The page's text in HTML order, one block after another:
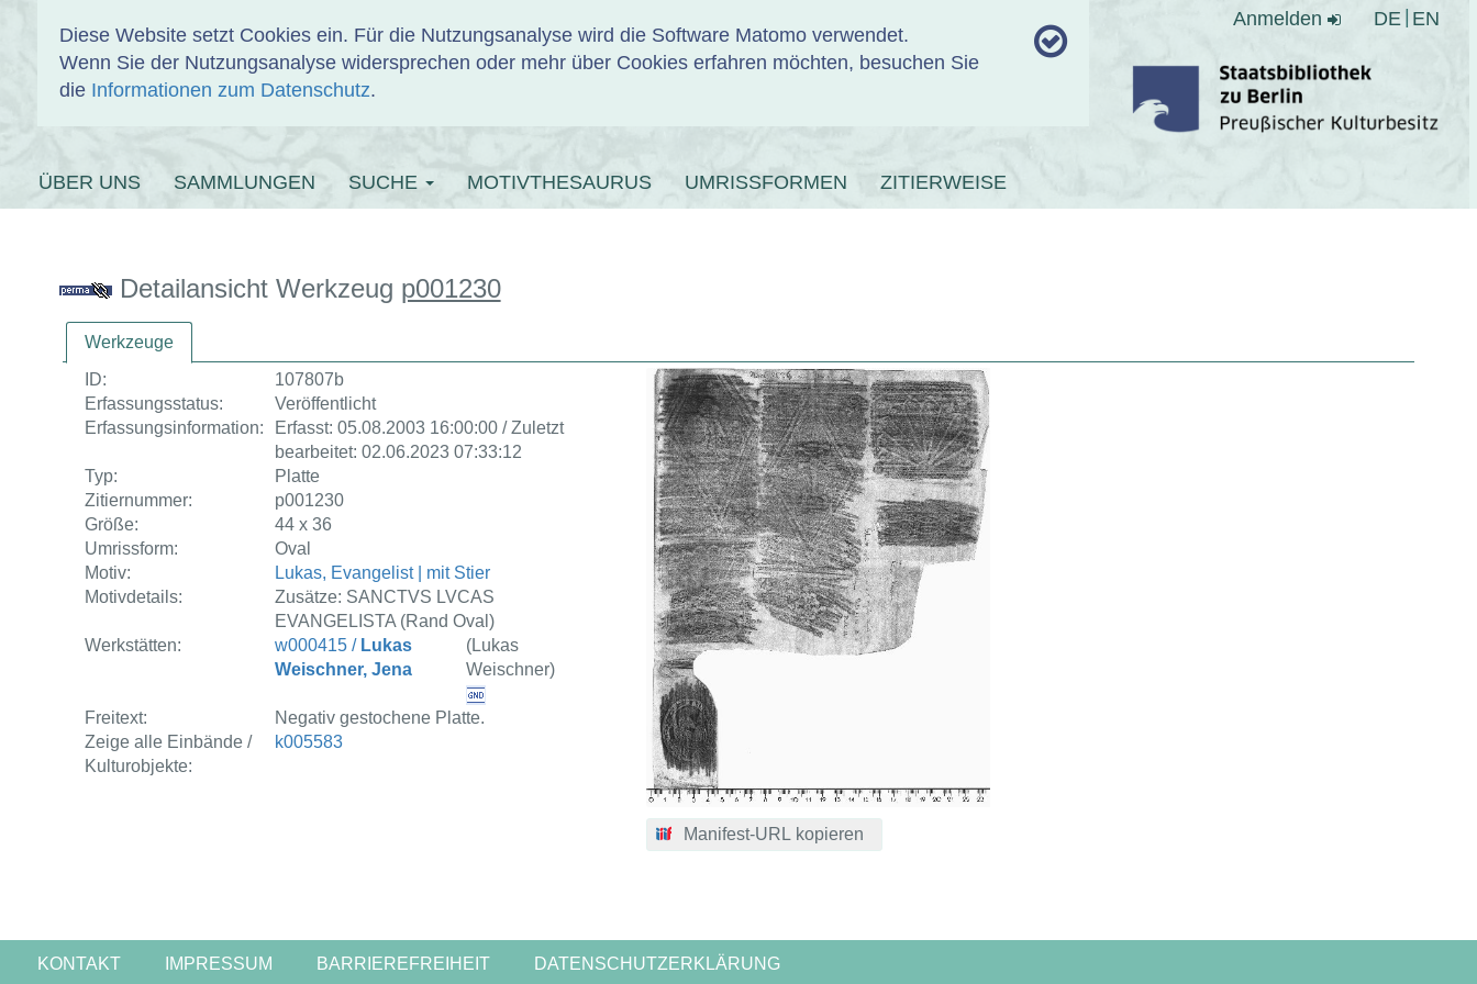
Diese Website setzt Cookies ein. Für die Nutzungsanalyse wird die Software Matomo verwendet.
Wenn Sie der Nutzungsanalyse widersprechen oder mehr über Cookies erfahren möchten, besuchen Sie
die Informationen zum Datenschutz.
Anmelden DE EN
EINBANDDATENBANK
ÜBER UNS SAMMLUNGEN SUCHE MOTIVTHESAURUS UMRISSFORMEN ZITIERWEISE
Detailansicht Werkzeug p001230
Werkzeuge
ID:
107807b
Erfassungsstatus:
Veröffentlicht
Erfassungsinformation:
Erfasst: 05.08.2003 16:00:00 / Zuletzt
bearbeitet: 02.06.2023 07:33:12
Typ:
Platte
Zitiernummer:
p001230
Größe:
44 x 36
Umrissform:
Oval
Motiv:
Lukas, Evangelist | mit Stier
Motivdetails:
Zusätze: SANCTVS LVCAS
EVANGELISTA (Rand Oval)
Werkstätten:
w000415 / Lukas
Weischner, Jena
(Lukas
Weischner)
Freitext:
Negativ gestochene Platte.
Zeige alle Einbände /
Kulturobjekte:
k005583
Manifest-URL kopieren
KONTAKT IMPRESSUM BARRIEREFREIHEIT DATENSCHUTZERKLÄRUNG